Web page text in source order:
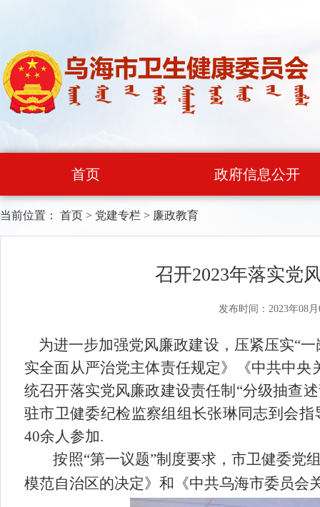
首页 政府信息公开
当前位置： 首页 > 党建专栏 > 廉政教育
召开2023年落实党
发布时间：2023年08
为进一步加强党风廉政建设，压紧压实“
实全面从严治党主体责任规定》《中共中
统召开落实党风廉政建设责任制“分级抽查
驻市卫健委纪检监察组组长张琳同志到会
40余人参加.
按照“第一议题”制度要求，市卫健委党
模范自治区的决定》和《中共乌海市委员会